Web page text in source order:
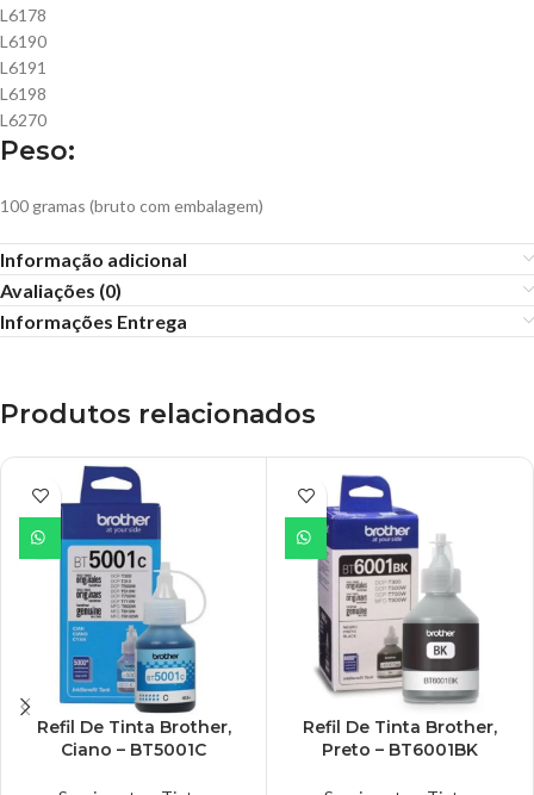
L6178
L6190
L6191
L6198
L6270
Peso:
100 gramas (bruto com embalagem)
Informação adicional
Avaliações (0)
Informações Entrega
Produtos relacionados
Refil De Tinta Brother,
Ciano – BT5001C
Refil De Tinta Brother,
Preto – BT6001BK